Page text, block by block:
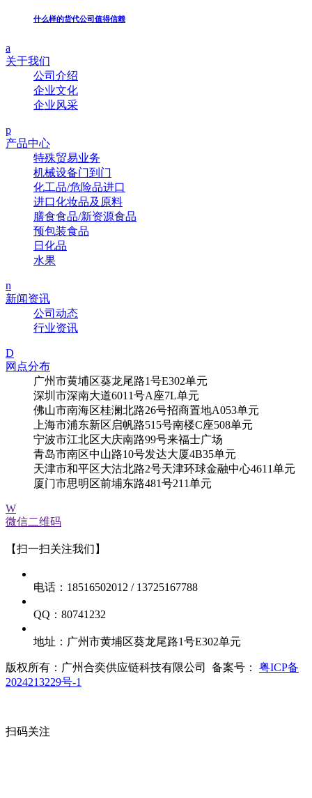
什么样的货代公司值得信赖
a
关于我们
公司介绍
企业文化
企业风采
p
产品中心
特殊贸易业务
机械设备门到门
化工品/危险品进口
进口化妆品及原料
膳食食品/新资源食品
预包装食品
日化品
水果
n
新闻资讯
公司动态
行业资讯
D
网点分布
广州市黄埔区葵龙尾路1号E302单元
深圳市深南大道6011号A座7L单元
佛山市南海区桂澜北路26号招商置地A053单元
上海市浦东新区启帆路515号南楼C座508单元
宁波市江北区大庆南路99号来福士广场
青岛市南区中山路10号发达大厦4B35单元
天津市和平区大沽北路2号天津环球金融中心4611单元
厦门市思明区前埔东路481号211单元
W
微信二维码
【扫一扫关注我们】
电话：18516502012 / 13725167788
QQ：80741232
地址：广州市黄埔区葵龙尾路1号E302单元
版权所有：广州合奕供应链科技有限公司 备案号： 粤ICP备
2024213229号-1
扫码关注